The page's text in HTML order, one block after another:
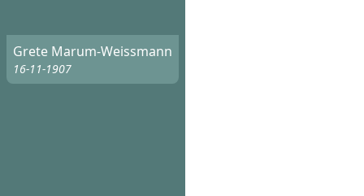
Grete Marum-Weissmann
16-11-1907